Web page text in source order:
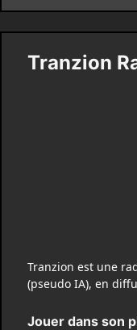
Tranzion
Tranzion est une
(pseudo IA), en
Jouer dans son